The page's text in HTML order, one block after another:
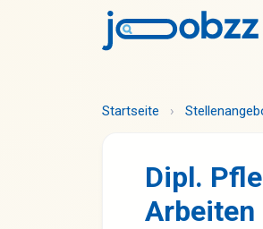
Startseite ›
Dipl.
Arbeiten